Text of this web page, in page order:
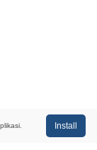
Install